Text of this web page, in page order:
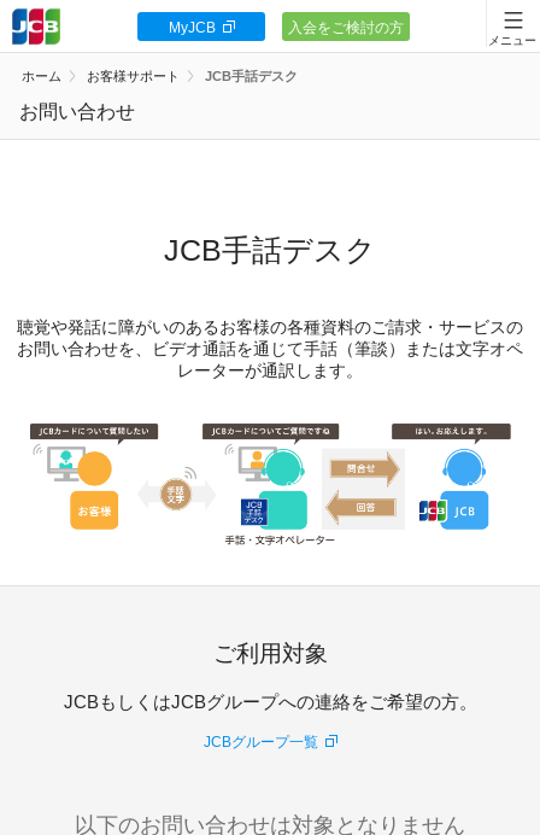
会員向け情報
JCBカードの基本
お客様サポート
カードローン
企業サイト
入会をご検討の方
MyJCB
ホーム お客様サポート JCB手話デスク
お問い合わせ
JCB手話デスク
聴覚や発話に障がいのあるお客様の各種資料のご請求・サービスの
お問い合わせを、ビデオ通話を通じて手話（筆談）または文字オペ
レーターが通訳します。
ご利用対象
JCBもしくはJCBグループへの連絡をご希望の方。
JCBグループ一覧
以下のお問い合わせは対象となりません